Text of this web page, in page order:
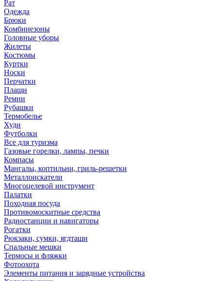
Рат
Одежда
Брюки
Комбинезоны
Головные уборы
Жилеты
Костюмы
Куртки
Носки
Перчатки
Плащи
Ремни
Рубашки
Термобелье
Худи
Футболки
Все для туризма
Газовые горелки, лампы, печки
Компасы
Мангалы, коптильни, гриль-решетки
Металлоискатели
Многоцелевой инструмент
Палатки
Походная посуда
Противомоскитные средства
Радиостанции и навигаторы
Рогатки
Рюкзаки, сумки, ягдташи
Спальные мешки
Термосы и фляжки
Фотоохота
Элементы питания и зарядные устройства